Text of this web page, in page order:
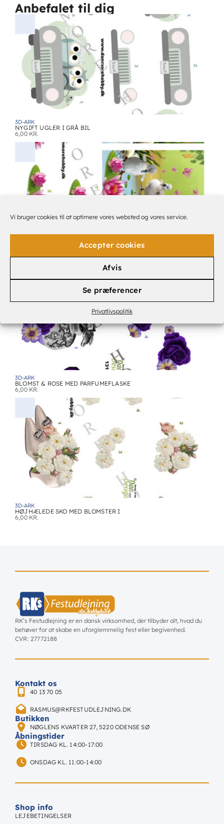
Vi bruger cookies til at optimere vores websted og vores service.
Accepter cookies
Afvis
Se præferencer
Privatlivspolitik
Anbefalet til dig
3D-ARK
NYGIFT UGLER I GRÅ BIL
6,00 KR.
ÆNDER OG ÅKANDER & SMÅ SOMMERFUGLE I BAGGRUNDEN
3D-ARK
BLOMST & ROSE MED PARFUMEFLASKE
6,00 KR.
3D-ARK
HØJHÆLEDE SKO MED BLOMSTER I
6,00 KR.
RK’s Festudlejning er en dansk virksomhed, der tilbyder alt, hvad du
behøver for at skabe en uforglemmelig fest eller begivenhed.
CVR: 27772188
Kontakt os
40 13 70 05
RASMUS@RKFESTUDLEJNING.DK
Butikken
NØGLENS KVARTER 27, 5220 ODENSE SØ
Åbningstider
TIRSDAG KL. 14:00-17:00
ONSDAG KL. 11:00-14:00
Shop info
LEJEBETINGELSER